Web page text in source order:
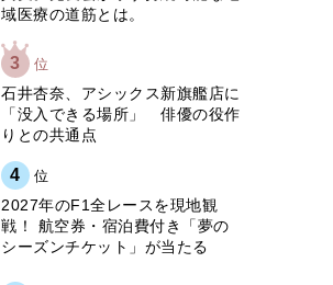
域医療の道筋とは。
3 位
石井杏奈、アシックス新旗艦店に
「没入できる場所」 俳優の役作
りとの共通点
4 位
2027年のF1全レースを現地観
戦！ 航空券・宿泊費付き「夢の
シーズンチケット」が当たる